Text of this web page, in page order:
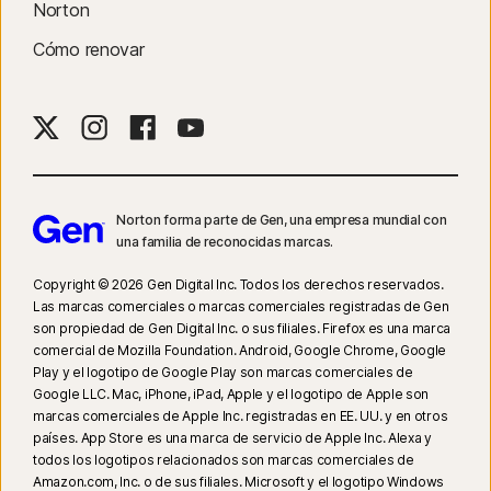
compatible con Internet Explorer. En iOS y Android, es necesario utilizar el
beneficios de las funciones.
Las funciones de Copia de seguridad en la nube solo están disponibles
en Windows (excepto Windows en modo S y Windows sobre un
Las funciones de SafeCam solo están disponibles en Windows (excepto
Windows en modo S y Windows sobre un procesador ARM).
Para activar la copia de seguridad de archivos de video o videos de
juegos, debe configurar los ajustes de copia de seguridad en Mis
documentos.
La función Optimización de notificaciones solo está disponible en
Windows (excepto Windows en modo S y Windows en un procesador
ARM).
Norton
Cómo renovar
Norton forma parte de Gen, una empresa mundial con
una familia de reconocidas marcas.
Copyright © 2026 Gen Digital Inc. Todos los derechos reservados.
Las marcas comerciales o marcas comerciales registradas de Gen
son propiedad de Gen Digital Inc. o sus filiales. Firefox es una marca
comercial de Mozilla Foundation. Android, Google Chrome, Google
Play y el logotipo de Google Play son marcas comerciales de
Google LLC. Mac, iPhone, iPad, Apple y el logotipo de Apple son
marcas comerciales de Apple Inc. registradas en EE. UU. y en otros
países. App Store es una marca de servicio de Apple Inc. Alexa y
todos los logotipos relacionados son marcas comerciales de
Amazon.com, Inc. o de sus filiales. Microsoft y el logotipo Windows